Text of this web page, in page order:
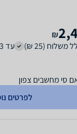
₪
משלוח (25 ₪)
עד 3 ימי עסקים
סי מחשבים צפון
לפרטים